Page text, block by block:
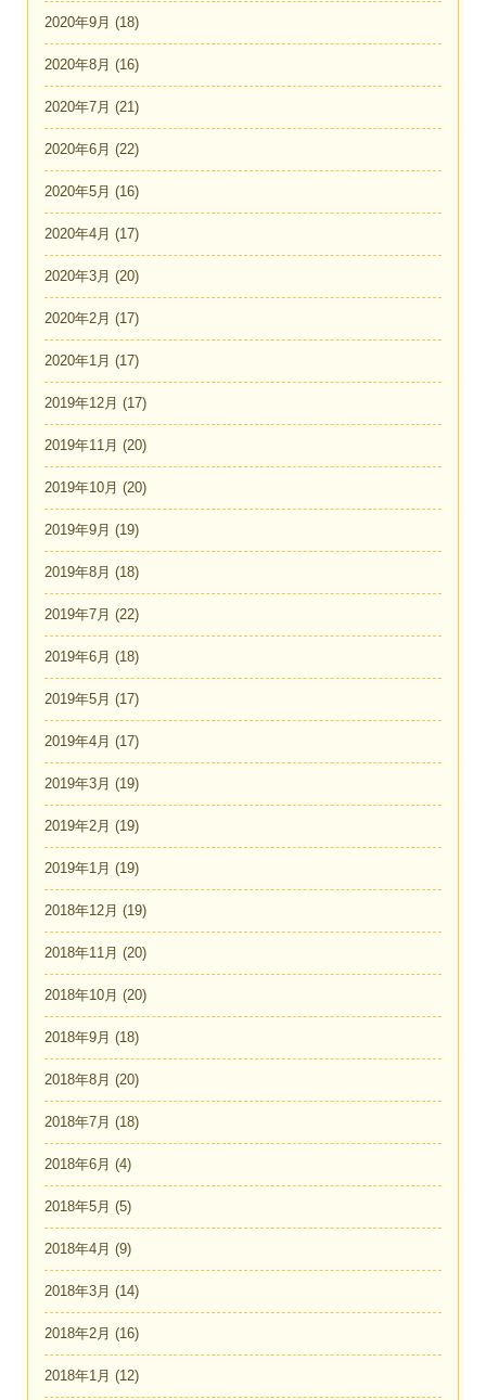
2020年9月 (18)
2020年8月 (16)
2020年7月 (21)
2020年6月 (22)
2020年5月 (16)
2020年4月 (17)
2020年3月 (20)
2020年2月 (17)
2020年1月 (17)
2019年12月 (17)
2019年11月 (20)
2019年10月 (20)
2019年9月 (19)
2019年8月 (18)
2019年7月 (22)
2019年6月 (18)
2019年5月 (17)
2019年4月 (17)
2019年3月 (19)
2019年2月 (19)
2019年1月 (19)
2018年12月 (19)
2018年11月 (20)
2018年10月 (20)
2018年9月 (18)
2018年8月 (20)
2018年7月 (18)
2018年6月 (4)
2018年5月 (5)
2018年4月 (9)
2018年3月 (14)
2018年2月 (16)
2018年1月 (12)